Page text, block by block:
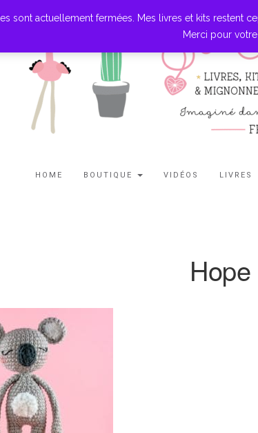
HOME BOUTIQUE VIDÉOS LIVRES
sont actuellement fermées. Mes livres et kits restent
Merci pour